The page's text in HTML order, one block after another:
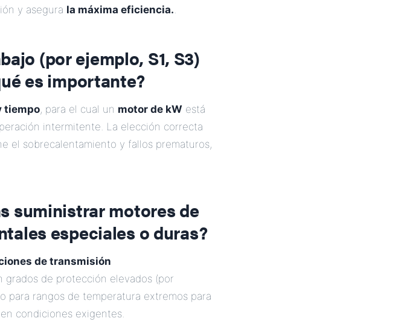
y asegura la máxima eficiencia..
(por ejemplo, S1, S3)
es importante?
tiempo, para el cual un motor de kW está
intermitente. La elección correcta
el sobrecalentamiento y fallos prematuros,
suministrar motores de
especiales o duras?
de transmisión
grados de protección elevados (por
para rangos de temperatura extremos para
condiciones exigentes.